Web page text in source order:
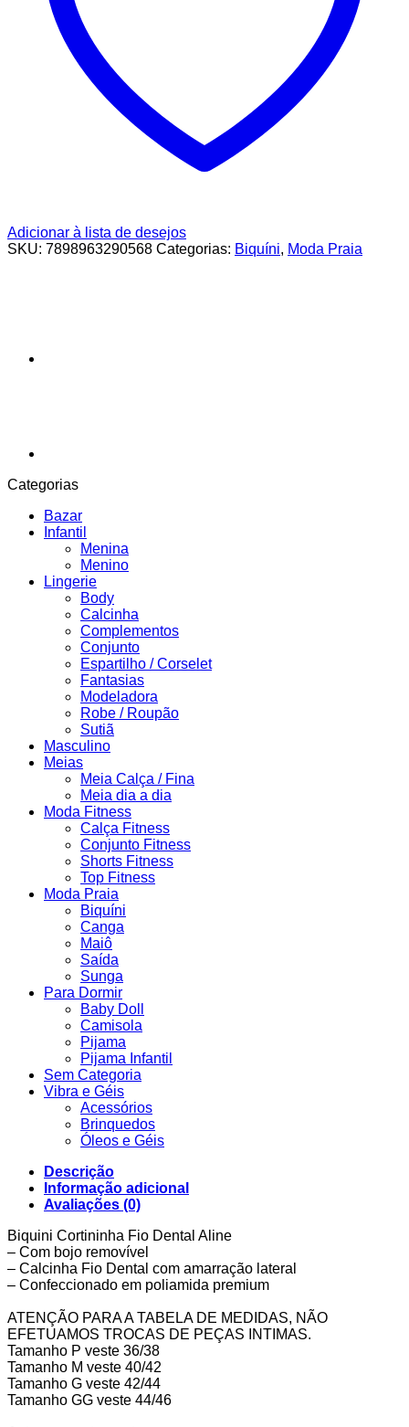
Adicionar à lista de desejos
SKU: 7898963290568 Categorias: Biquíni, Moda Praia
Categorias
Bazar
Infantil
Menina
Menino
Lingerie
Body
Calcinha
Complementos
Conjunto
Espartilho / Corselet
Fantasias
Modeladora
Robe / Roupão
Sutiã
Masculino
Meias
Meia Calça / Fina
Meia dia a dia
Moda Fitness
Calça Fitness
Conjunto Fitness
Shorts Fitness
Top Fitness
Moda Praia
Biquíni
Canga
Maiô
Saída
Sunga
Para Dormir
Baby Doll
Camisola
Pijama
Pijama Infantil
Sem Categoria
Vibra e Géis
Acessórios
Brinquedos
Óleos e Géis
Descrição
Informação adicional
Avaliações (0)
Biquini Cortininha Fio Dental Aline
– Com bojo removível
– Calcinha Fio Dental com amarração lateral
– Confeccionado em poliamida premium
ATENÇÃO PARA A TABELA DE MEDIDAS, NÃO
EFETUAMOS TROCAS DE PEÇAS INTIMAS.
Tamanho P veste 36/38
Tamanho M veste 40/42
Tamanho G veste 42/44
Tamanho GG veste 44/46